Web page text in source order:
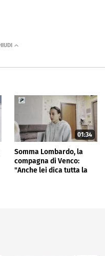
01:34
Somma Lombardo, la
compagna di Venco:
"Anche lei dica tutta la